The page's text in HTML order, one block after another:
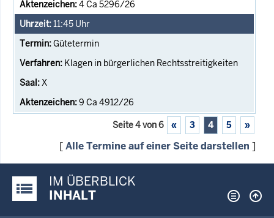
4 Ca 5296/26
11:45 Uhr
Gütetermin
Klagen in bürgerlichen Rechtsstreitigkeiten
X
9 Ca 4912/26
Seite 4 von 6 « 3 4 5 »
[Alle Termine auf einer Seite darstellen ]
Justiz-Portal im Überblick:
IM ÜBERBLICK
INHALT